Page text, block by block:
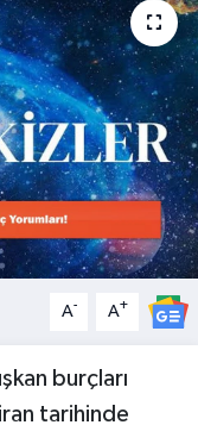
A- A+
burçları
tarihinde